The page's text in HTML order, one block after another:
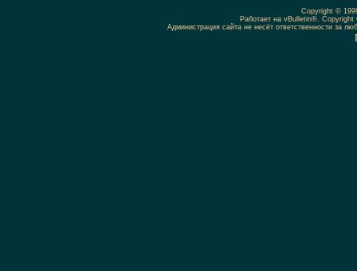
Copyright ©
Работает на vBulletin®.
Администрация сайта не несёт ответственности за